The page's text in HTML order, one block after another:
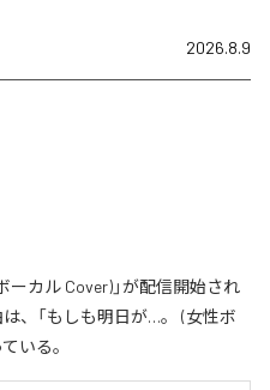
2026.8.9
ーカル Cover)」が配信開始され
、「もしも明日が…。 (女性ボ
いる。